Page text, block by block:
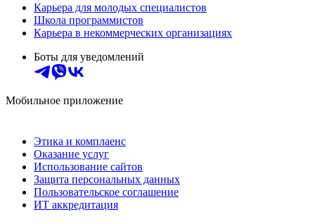
Карьера для молодых специалистов
Школа программистов
Карьера в некоммерческих организациях
Боты для уведомлений
Мобильное приложение
Этика и комплаенс
Оказание услуг
Использование сайтов
Защита персональных данных
Пользовательское соглашение
ИТ аккредитация